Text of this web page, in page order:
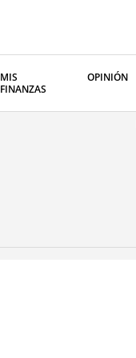
MIS
FINANZAS
OPINIÓN